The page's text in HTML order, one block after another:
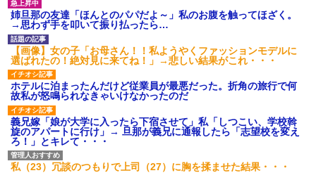
私「初めて飲む味だけどなん
のお茶？」彼「ちっ！」私「」
【GIF】JSのカンチョーワロ
タ
後続車にクラクションを鳴ら
され彼氏が逆切れ。「何クラク
ション鳴らしてんだ！降りてこ
いよ！」と怒鳴りだし...
【衝撃】報酬100万円超の治験
募集がこちらｗｗｗｗｗ(※画像
あり)
【ネット騒然】惨殺されたタ
ワマン頂き女子のこの動画、す
げえええええｗｗｗｗｗｗｗｗ
ｗｗｗ
姉旦那の友達「ほんとのパパだよ～」私のお腹を触ってほざく。
→思わず手を叩いて振り払ったら…
【画像】女の子「お母さん！！私ようやくファッションモデルに
選ばれたの！絶対見に来てね！」→悲しい結果がこれ・・・
ホテルに泊まったんだけど従業員が最悪だった。折角の旅行で何
故私が怒鳴られなきゃいけなかったのだ
義兄嫁「娘が大学に入ったら下宿させて」私「しつこい、学校斡
旋のアパートに行け」→ 旦那が義兄に通報したら「志望校を変え
ろ！」とキレて・・・
私（23）冗談のつもりで上司（27）に胸を揉ませた結果・・・